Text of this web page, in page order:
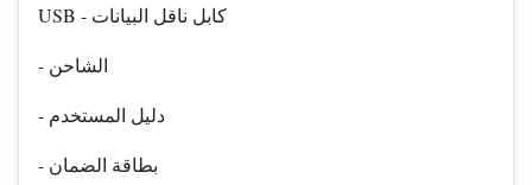
USB - كابل ناقل البيانات
- الشاحن
- دليل المستخدم
- بطاقة الضمان